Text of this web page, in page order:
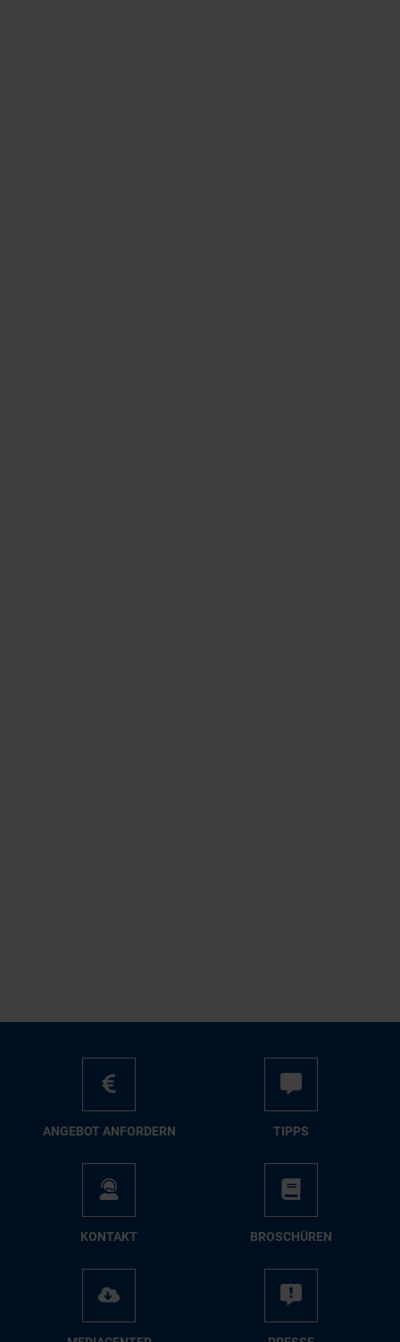
AN­GE­BOT AN­FOR­DERN TIPPS
KON­TAKT BRO­SCHÜ­REN